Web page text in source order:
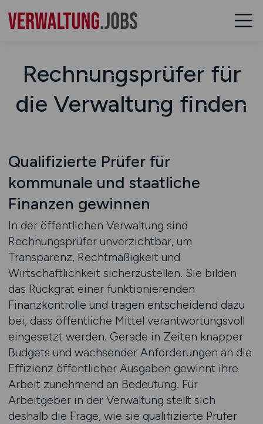
Rechnungsprüfer für
die Verwaltung finden
Qualifizierte Prüfer für
kommunale und staatliche
Finanzen gewinnen
In der öffentlichen Verwaltung sind
Rechnungsprüfer unverzichtbar, um
Transparenz, Rechtmäßigkeit und
Wirtschaftlichkeit sicherzustellen. Sie bilden
das Rückgrat einer funktionierenden
Finanzkontrolle und tragen entscheidend dazu
bei, dass öffentliche Mittel verantwortungsvoll
eingesetzt werden. Gerade in Zeiten knapper
Budgets und wachsender Anforderungen an die
Effizienz öffentlicher Ausgaben gewinnt ihre
Arbeit zunehmend an Bedeutung. Für
Arbeitgeber in der Verwaltung stellt sich
deshalb die Frage, wie sie qualifizierte Prüfer